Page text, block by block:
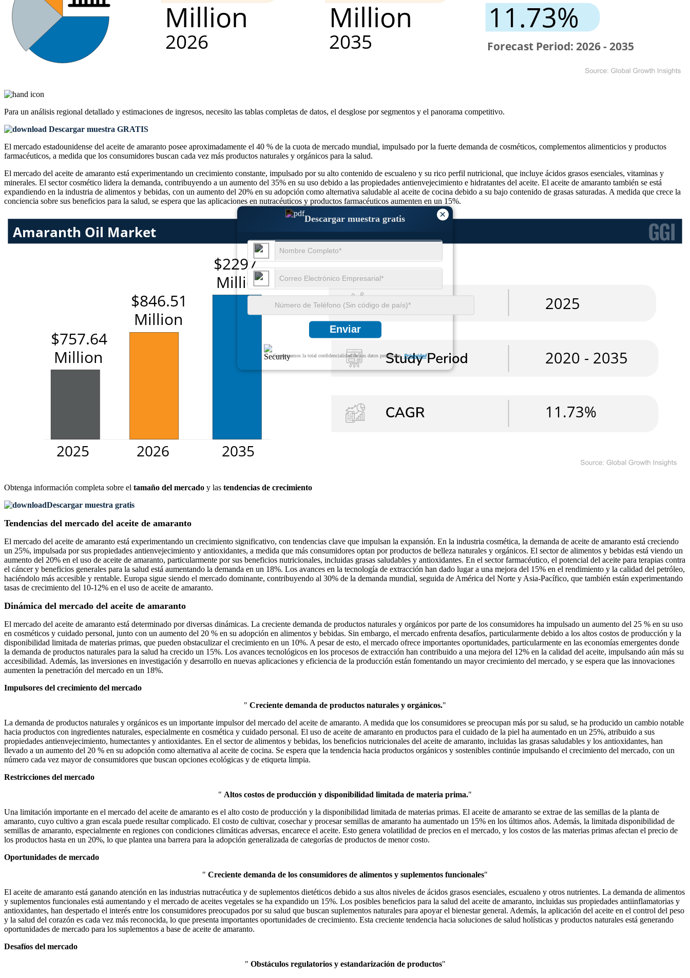
×
Descargar muestra gratis
Enviar
Garantizamos la total confidencialidad de sus datos personales. Privacidad
Para un análisis regional detallado y estimaciones de ingresos, necesito las tablas completas de datos, el desglose por segmentos y el panorama competitivo.
Descargar muestra GRATIS
El mercado estadounidense del aceite de amaranto posee aproximadamente el 40 % de la cuota de mercado mundial, impulsado por la fuerte demanda de cosméticos, complementos alimenticios y productos
farmacéuticos, a medida que los consumidores buscan cada vez más productos naturales y orgánicos para la salud.
El mercado del aceite de amaranto está experimentando un crecimiento constante, impulsado por su alto contenido de escualeno y su rico perfil nutricional, que incluye ácidos grasos esenciales, vitaminas y
minerales. El sector cosmético lidera la demanda, contribuyendo a un aumento del 35% en su uso debido a las propiedades antienvejecimiento e hidratantes del aceite. El aceite de amaranto también se está
expandiendo en la industria de alimentos y bebidas, con un aumento del 20% en su adopción como alternativa saludable al aceite de cocina debido a su bajo contenido de grasas saturadas. A medida que crece la
conciencia sobre sus beneficios para la salud, se espera que las aplicaciones en nutracéuticos y productos farmacéuticos aumenten en un 15%.
Obtenga información completa sobre el tamaño del mercado y las tendencias de crecimiento
Descargar muestra gratis
Tendencias del mercado del aceite de amaranto
El mercado del aceite de amaranto está experimentando un crecimiento significativo, con tendencias clave que impulsan la expansión. En la industria cosmética, la demanda de aceite de amaranto está creciendo
un 25%, impulsada por sus propiedades antienvejecimiento y antioxidantes, a medida que más consumidores optan por productos de belleza naturales y orgánicos. El sector de alimentos y bebidas está viendo un
aumento del 20% en el uso de aceite de amaranto, particularmente por sus beneficios nutricionales, incluidas grasas saludables y antioxidantes. En el sector farmacéutico, el potencial del aceite para terapias contra
el cáncer y beneficios generales para la salud está aumentando la demanda en un 18%. Los avances en la tecnología de extracción han dado lugar a una mejora del 15% en el rendimiento y la calidad del petróleo,
haciéndolo más accesible y rentable. Europa sigue siendo el mercado dominante, contribuyendo al 30% de la demanda mundial, seguida de América del Norte y Asia-Pacífico, que también están experimentando
tasas de crecimiento del 10-12% en el uso de aceite de amaranto.
Dinámica del mercado del aceite de amaranto
El mercado del aceite de amaranto está determinado por diversas dinámicas. La creciente demanda de productos naturales y orgánicos por parte de los consumidores ha impulsado un aumento del 25 % en su uso
en cosméticos y cuidado personal, junto con un aumento del 20 % en su adopción en alimentos y bebidas. Sin embargo, el mercado enfrenta desafíos, particularmente debido a los altos costos de producción y la
disponibilidad limitada de materias primas, que pueden obstaculizar el crecimiento en un 10%. A pesar de esto, el mercado ofrece importantes oportunidades, particularmente en las economías emergentes donde
la demanda de productos naturales para la salud ha crecido un 15%. Los avances tecnológicos en los procesos de extracción han contribuido a una mejora del 12% en la calidad del aceite, impulsando aún más su
accesibilidad. Además, las inversiones en investigación y desarrollo en nuevas aplicaciones y eficiencia de la producción están fomentando un mayor crecimiento del mercado, y se espera que las innovaciones
aumenten la penetración del mercado en un 18%.
Impulsores del crecimiento del mercado
" Creciente demanda de productos naturales y orgánicos."
La demanda de productos naturales y orgánicos es un importante impulsor del mercado del aceite de amaranto. A medida que los consumidores se preocupan más por su salud, se ha producido un cambio notable
hacia productos con ingredientes naturales, especialmente en cosmética y cuidado personal. El uso de aceite de amaranto en productos para el cuidado de la piel ha aumentado en un 25%, atribuido a sus
propiedades antienvejecimiento, humectantes y antioxidantes. En el sector de alimentos y bebidas, los beneficios nutricionales del aceite de amaranto, incluidas las grasas saludables y los antioxidantes, han
llevado a un aumento del 20 % en su adopción como alternativa al aceite de cocina. Se espera que la tendencia hacia productos orgánicos y sostenibles continúe impulsando el crecimiento del mercado, con un
número cada vez mayor de consumidores que buscan opciones ecológicas y de etiqueta limpia.
Restricciones del mercado
" Altos costos de producción y disponibilidad limitada de materia prima."
Una limitación importante en el mercado del aceite de amaranto es el alto costo de producción y la disponibilidad limitada de materias primas. El aceite de amaranto se extrae de las semillas de la planta de
amaranto, cuyo cultivo a gran escala puede resultar complicado. El costo de cultivar, cosechar y procesar semillas de amaranto ha aumentado un 15% en los últimos años. Además, la limitada disponibilidad de
semillas de amaranto, especialmente en regiones con condiciones climáticas adversas, encarece el aceite. Esto genera volatilidad de precios en el mercado, y los costos de las materias primas afectan el precio de
los productos hasta en un 20%, lo que plantea una barrera para la adopción generalizada de categorías de productos de menor costo.
Oportunidades de mercado
" Creciente demanda de los consumidores de alimentos y suplementos funcionales"
El aceite de amaranto está ganando atención en las industrias nutracéutica y de suplementos dietéticos debido a sus altos niveles de ácidos grasos esenciales, escualeno y otros nutrientes. La demanda de alimentos
y suplementos funcionales está aumentando y el mercado de aceites vegetales se ha expandido un 15%. Los posibles beneficios para la salud del aceite de amaranto, incluidas sus propiedades antiinflamatorias y
antioxidantes, han despertado el interés entre los consumidores preocupados por su salud que buscan suplementos naturales para apoyar el bienestar general. Además, la aplicación del aceite en el control del peso
y la salud del corazón es cada vez más reconocida, lo que presenta importantes oportunidades de crecimiento. Esta creciente tendencia hacia soluciones de salud holísticas y productos naturales está generando
oportunidades de mercado para los suplementos a base de aceite de amaranto.
Desafíos del mercado
" Obstáculos regulatorios y estandarización de productos"